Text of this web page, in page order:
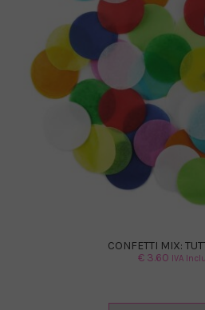
CONFETTI MIX:
€3.60 IVA